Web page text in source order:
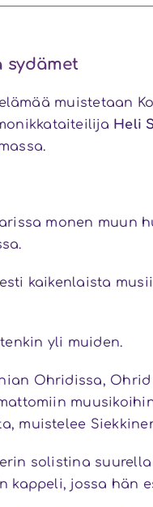
sydämet
muistetaan
Heli
monen muun
kaikenlaista
yli muiden.
Ohridissa,
muistelee
solistina
jossa hän